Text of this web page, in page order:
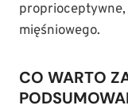
mięśniowego.
CO WARTO